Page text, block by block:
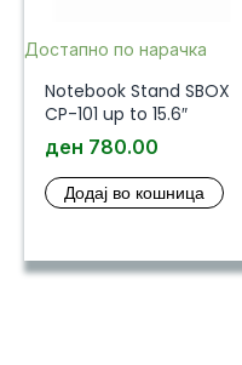
Достапно по нарачка
Notebook Stand SBOX
CP-101 up to 15.6″
ден 780.00
Додај во кошница